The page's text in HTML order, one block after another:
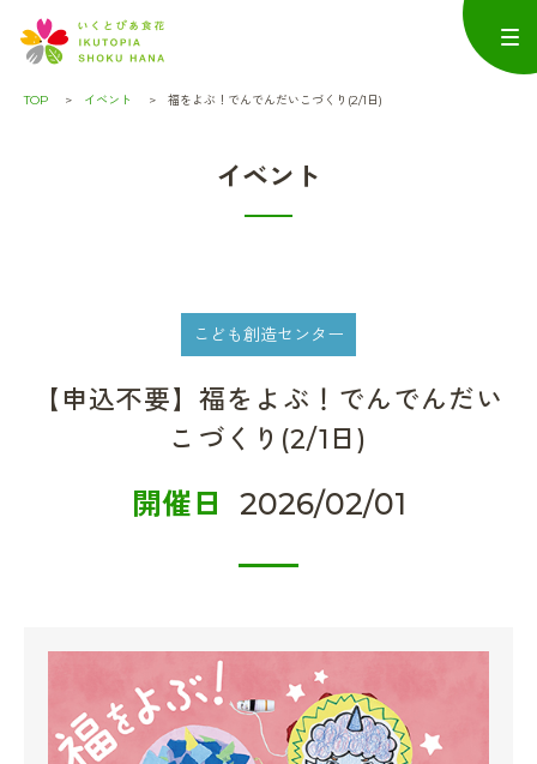
TOP イベント 福をよぶ！でんでんだいこづくり(2/1日)
イベント
こども創造センター
【申込不要】福をよぶ！でんでんだい
こづくり(2/1日)
開催日 2026/02/01